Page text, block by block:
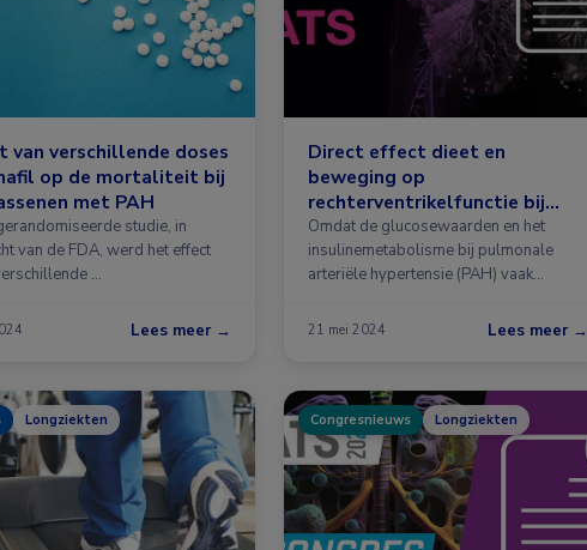
van verschillende doses
op de mortaliteit bij
met PAH
studie, in
van de FDA, werd het effect
…
Lees meer →
Direct effect dieet en
beweging op
rechterventrikelfunctie bij
PAH
Omdat de glucosewaarden en het
insulinemetabolisme bij pulmonale
arteriële hypertensie (PAH) vaak
21 mei 2024 Lees meer →
Longziekten Congresnieuws Longziekten